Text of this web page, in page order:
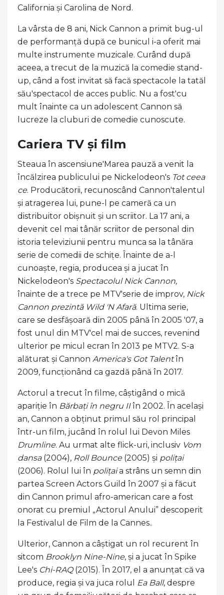
California și Carolina de Nord.
La vârsta de 8 ani, Nick Cannon a primit bug-ul
de performanță după ce bunicul i-a oferit mai
multe instrumente muzicale. Curând după
aceea, a trecut de la muzică la comedie stand-
up, când a fost invitat să facă spectacole la tatăl
său'spectacol de acces public. Nu a fost'cu
mult înainte ca un adolescent Cannon să
lucreze la cluburi de comedie cunoscute.
Cariera TV și film
Steaua în ascensiune'Marea pauză a venit la
încălzirea publicului pe Nickelodeon's Tot ceea
ce. Producătorii, recunoscând Cannon'talentul
și atragerea lui, pune-l pe cameră ca un
distribuitor obișnuit și un scriitor. La 17 ani, a
devenit cel mai tânăr scriitor de personal din
istoria televiziunii pentru munca sa la tânăra
serie de comedii de schițe. Înainte de a-l
cunoaște, regia, producea și a jucat în
Nickelodeon's Spectacolul Nick Cannon,
înainte de a trece pe MTV'serie de improv, Nick
Cannon prezintă Wild 'N Afară. Ultima serie,
care se desfășoară din 2005 până în 2005 '07, a
fost unul din MTV'cel mai de succes, revenind
ulterior pe micul ecran în 2013 pe MTV2. S-a
alăturat și Cannon America's Got Talentîn
2009, funcționând ca gazdă până în 2017.
Actorul a trecut în filme, câștigând o mică
apariție în Bărbați în negru IIîn 2002. În același
an, Cannon a obținut primul său rol principal
într-un film, jucând în rolul lui Devon Miles
Drumline. Au urmat alte flick-uri, inclusiv Vom
dansa(2004), Roll Bounce(2005) și polițai
(2006). Rolul lui în polițaia strâns un semn din
partea Screen Actors Guild în 2007 și a făcut
din Cannon primul afro-american care a fost
onorat cu premiul „Actorul Anului” descoperit
la Festivalul de Film de la Cannes..
Ulterior, Cannon a câștigat un rol recurent în
sitcom Brooklyn Nine-Nine, și a jucat în Spike
Lee's Chi-RAQ(2015). În 2017, el a anunțat că va
produce, regia și va juca rolul
Ea Ball, despre